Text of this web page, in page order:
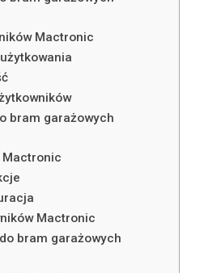
Mactronic
bram garażowych
Mactronic
Mactronic
bram garażowych